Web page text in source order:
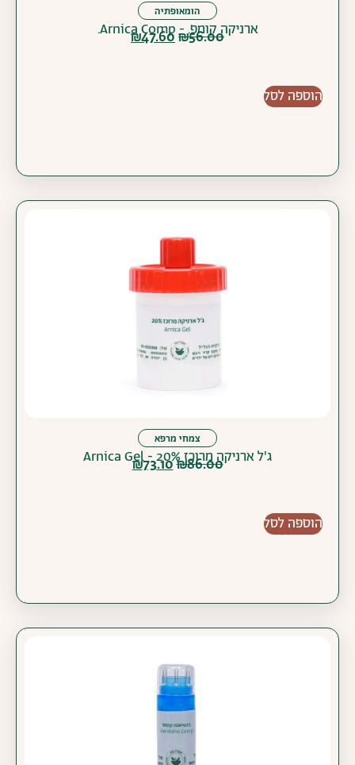
הומאופתיה
ארניקה קומפ. - Arnica Comp.
₪56.00
₪47.60
הוספה לסל
צמחי מרפא
ג'ל ארניקה מרוכז 20% - Arnica Gel₪86.00
₪73.10
הוספה לסל